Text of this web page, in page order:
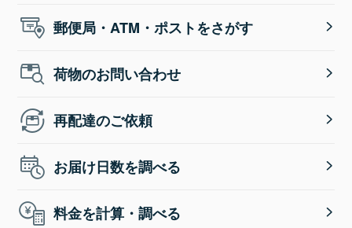
郵便局・ATM・ポストをさがす
荷物のお問い合わせ
再配達のご依頼
お届け日数を調べる
料金を計算・調べる